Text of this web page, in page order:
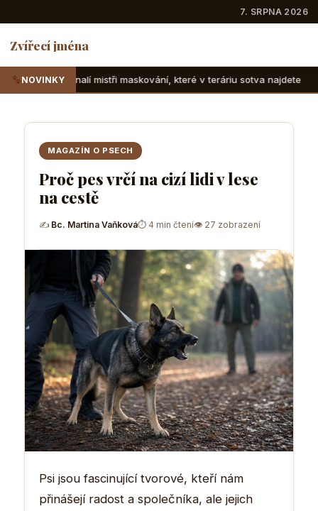
7. SRPNA 2026
Zvířecí jména
NOVINKY
maskování, které v teráriu sotva najdete Suchozemské
MAGAZÍN O PSECH
Proč pes vrčí na cizí lidi v lese
na cestě
✍ Bc. Martina Vaňková⏱ 4 min čtení👁 27 zobrazení
Psi jsou fascinující tvorové, kteří nám
přinášejí radost a společníka, ale jejich